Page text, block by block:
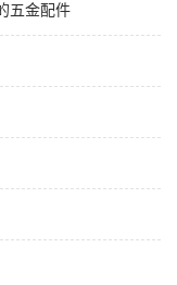
五金配件